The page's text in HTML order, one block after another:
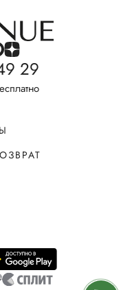
29